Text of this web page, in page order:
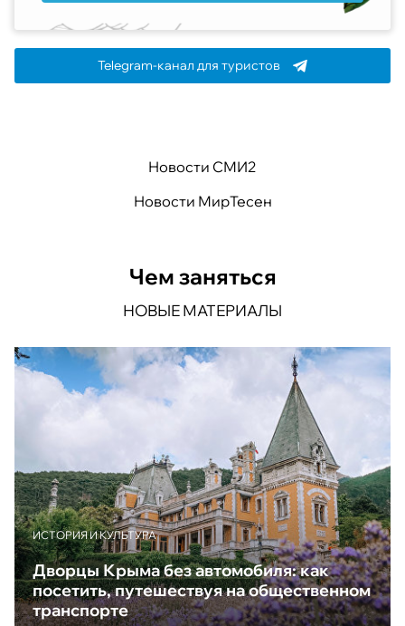
Telegram-канал для туристов
Новости СМИ2
Новости МирТесен
Чем заняться
НОВЫЕ МАТЕРИАЛЫ
ИСТОРИЯ И КУЛЬТУРА
Дворцы Крыма без автомобиля: как
посетить, путешествуя на общественном
транспорте